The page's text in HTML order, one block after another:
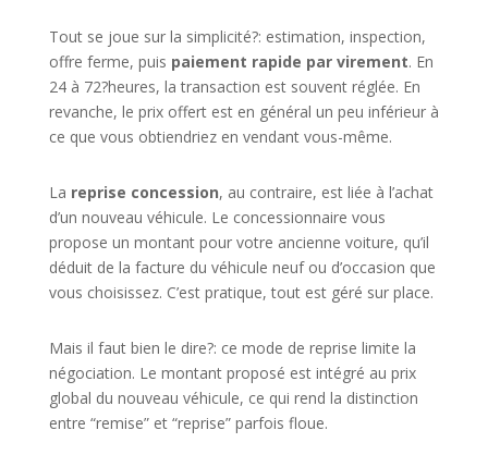
Tout se joue sur la simplicité?: estimation, inspection,
offre ferme, puis paiement rapide par virement. En
24 à 72?heures, la transaction est souvent réglée. En
revanche, le prix offert est en général un peu inférieur à
ce que vous obtiendriez en vendant vous-même.
La reprise concession, au contraire, est liée à l’achat
d’un nouveau véhicule. Le concessionnaire vous
propose un montant pour votre ancienne voiture, qu’il
déduit de la facture du véhicule neuf ou d’occasion que
vous choisissez. C’est pratique, tout est géré sur place.
Mais il faut bien le dire?: ce mode de reprise limite la
négociation. Le montant proposé est intégré au prix
global du nouveau véhicule, ce qui rend la distinction
entre “remise” et “reprise” parfois floue.